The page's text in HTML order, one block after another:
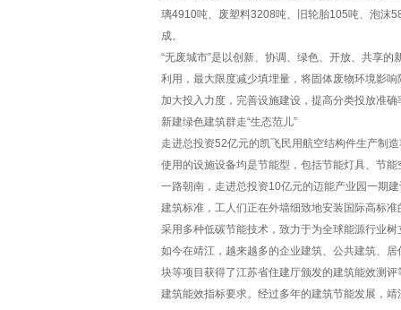
璃4910吨、废塑料3208吨、旧轮胎105吨、泡沫
成。
“无废城市”是以创新、协调、绿色、开放、共享
利用，最大限度减少填埋量，将固体废物环境影
加大投入力度，完善设施建设，提高分类投放准
新建绿色建筑群走“生态范儿”
走进总投资52亿元的凯飞民用航空结构件生产制
使用的设施设备均是节能型，包括节能灯具、节
一路朝南，走进总投资10亿元的迈能产业园一期
建筑标准，工人们正在外墙细致地安装国际高标
采用多种低碳节能技术，致力于为全球能源行业
如今在靖江，越来越多的企业建筑、公共建筑、
块等项目获得了江苏省住建厅颁发的建筑能效测
建筑能效指标要求。经过多年的建筑节能发展，